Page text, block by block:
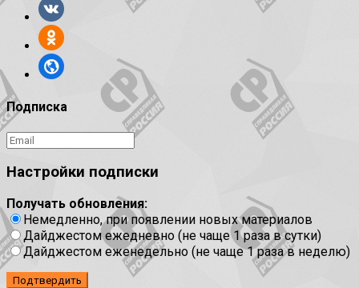
Подписка
Настройки подписки
Получать обновления:
Немедленно, при появлении новых материалов
Дайджестом ежедневно (не чаще 1 раза в сутки)
Дайджестом еженедельно (не чаще 1 раза в неделю)
Подтвердить